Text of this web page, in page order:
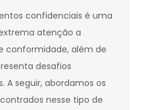
confidenciais é uma
atenção a
conformidade, além de
desafios
A seguir, abordamos os
nesse tipo de